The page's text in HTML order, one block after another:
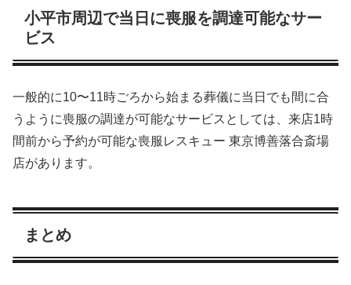
小平市周辺で当日に喪服を調達可能なサー
ビス
一般的に10〜11時ごろから始まる葬儀に当日でも間に合
うように喪服の調達が可能なサービスとしては、来店1時
間前から予約が可能な喪服レスキュー 東京博善落合斎場
店があります。
まとめ